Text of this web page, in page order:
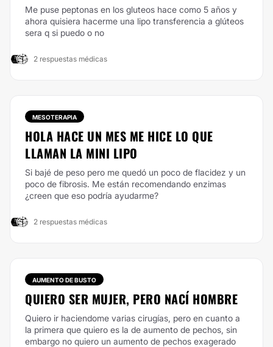
Me puse peptonas en los gluteos hace como 5 años y
ahora quisiera hacerme una lipo transferencia a glúteos
sera q si puedo o no
2 respuestas médicas
MESOTERAPIA
HOLA HACE UN MES ME HICE LO QUE
LLAMAN LA MINI LIPO
Si bajé de peso pero me quedó un poco de flacidez y un
poco de fibrosis. Me están recomendando enzimas
¿creen que eso podría ayudarme?
2 respuestas médicas
AUMENTO DE BUSTO
QUIERO SER MUJER, PERO NACÍ HOMBRE
Quiero ir haciendome varias cirugías, pero en cuanto a
la primera que quiero es la de aumento de pechos, sin
embargo no quiero un aumento de pechos exagerado